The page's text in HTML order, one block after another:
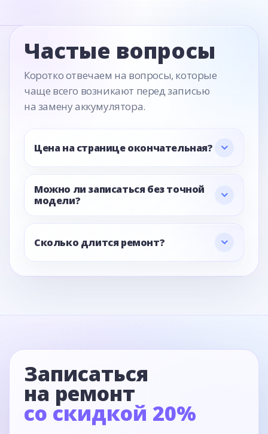
Частые вопросы
Коротко отвечаем на вопросы, которые
чаще всего возникают перед записью
на замену аккумулятора.
Цена на странице окончательная?
Можно ли записаться без точной
модели?
Сколько длится ремонт?
Записаться
на ремонт
со скидкой 20%